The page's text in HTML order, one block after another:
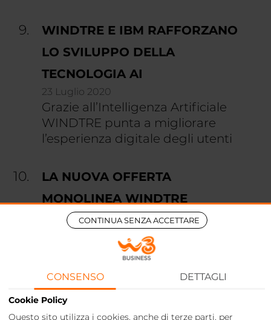
CONTINUA SENZA ACCETTARE
CONSENSO
Cookie Policy
Questo sito utilizza i cookies, anche di terze parti, per
DETTAGLI
WINDTRE E IBM RAFFORZANO
LO SVILUPPO DELLA
TECNOLOGIA AI
23 Luglio 2020
Grazie all’Intelligenza Artificiale
WINDTRE punta a migliorare
l’esperienza digitale degli utenti
LA NUOVA OFFERTA
MONOLINEA WINDTRE
BUSINESS
Scopri Super OfficeOne: la nuova
offerta monolinea WINDTRE
BUSINESS che include minuti
illimitati e connessione internet ad
alta velocità!